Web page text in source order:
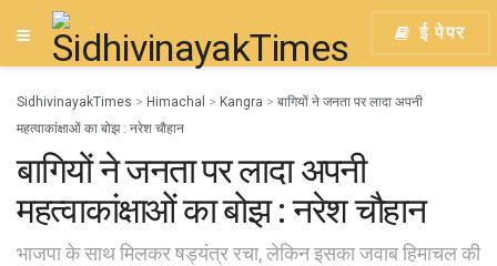
ई पेपर
SidhivinayakTimes > Himachal > Kangra > बागियों ने जनता पर लादा अपनी
महत्वाकांक्षाओं का बोझ : नरेश चौहान
बागियों ने जनता पर लादा अपनी
महत्वाकांक्षाओं का बोझ : नरेश चौहान
भाजपा के साथ मिलकर षड्यंत्र रचा, लेकिन इसका जवाब हिमाचल की